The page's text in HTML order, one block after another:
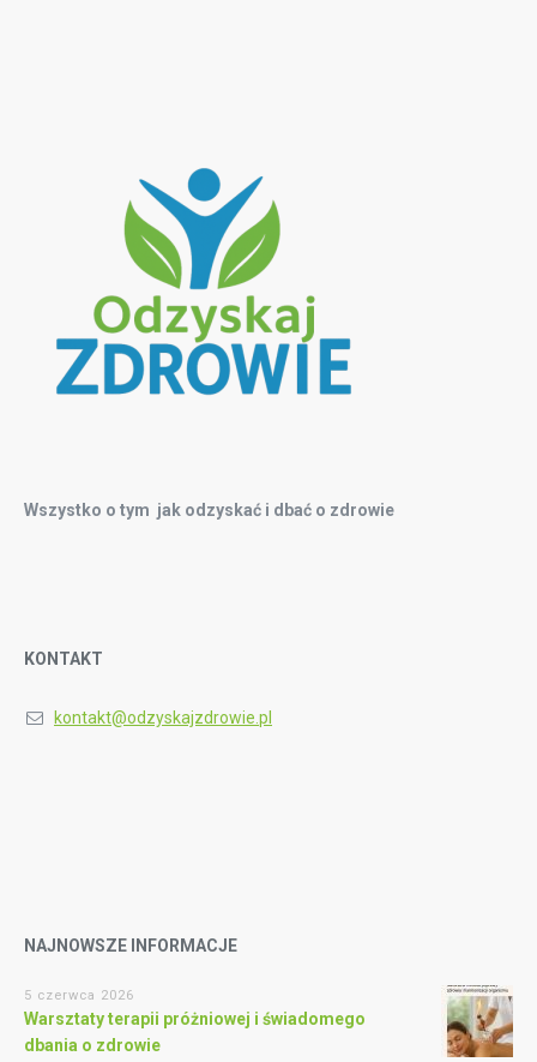
Wszystko o tym jak odzyskać i dbać o zdrowie
KONTAKT
kontakt@odzyskajzdrowie.pl
NAJNOWSZE INFORMACJE
5 czerwca 2026
Warsztaty terapii próżniowej i świadomego
dbania o zdrowie